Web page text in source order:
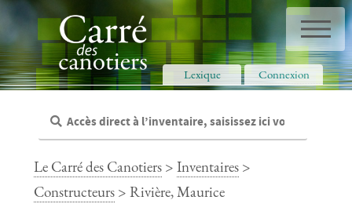
Panneau de gestion des cookies
Lexique Connexion
Le Carré des Canotiers >Inventaires >
Constructeurs > Rivière, Maurice